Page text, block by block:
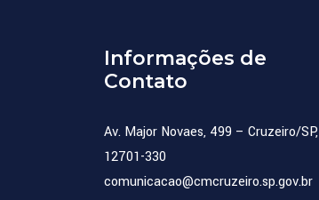
Informações de
Contato
Av. Major Novaes, 499 – Cruzeiro/SP,
12701-330
comunicacao@cmcruzeiro.sp.gov.br